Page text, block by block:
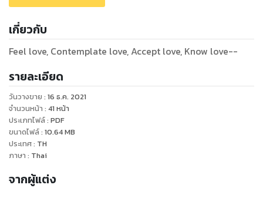
เกี่ยวกับ
Feel love, Contemplate love, Accept love, Know love--
รายละเอียด
วันวางขาย : 16 ธ.ค. 2021
จำนวนหน้า : 41 หน้า
ประเภทไฟล์: PDF
ขนาดไฟล์: 10.64MB
ประเทศ: TH
ภาษา : Thai
จากผู้แต่ง